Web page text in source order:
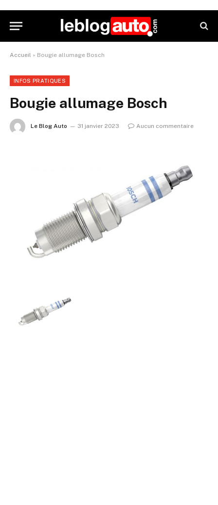
Accueil » Bougie allumage Bosch
INFOS PRATIQUES
Bougie allumage Bosch
Le Blog Auto 31 janvier 2023 Aucun commentaire